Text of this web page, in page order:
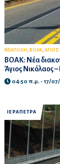
ΝΕΑΠΟΛΗ , ΒΟΑΚ,
ΒΟΑΚ: Νέα
Άγιος Νικόλαος
04:50 π.μ. - 17/
ΙΕΡΑΠΕΤΡΑ